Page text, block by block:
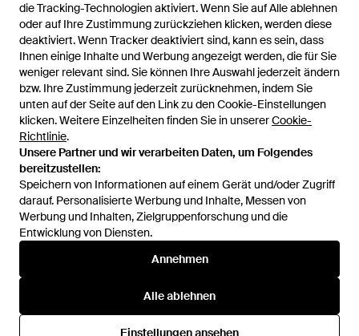
die Tracking-Technologien aktiviert. Wenn Sie auf Alle ablehnen
oder auf Ihre Zustimmung zurückziehen klicken, werden diese
deaktiviert. Wenn Tracker deaktiviert sind, kann es sein, dass
Ihnen einige Inhalte und Werbung angezeigt werden, die für Sie
weniger relevant sind. Sie können Ihre Auswahl jederzeit ändern
bzw. Ihre Zustimmung jederzeit zurücknehmen, indem Sie
unten auf der Seite auf den Link zu den Cookie-Einstellungen
klicken. Weitere Einzelheiten finden Sie in unsererCookie-
Richtlinie.
Unsere Partner und wir verarbeiten Daten, um Folgendes
bereitzustellen:
Speichern von Informationen auf einem Gerät und/oder Zugriff
darauf. Personalisierte Werbung und Inhalte, Messen von
Werbung und Inhalten, Zielgruppenforschung und die
Entwicklung von Diensten.
Annehmen
Alle ablehnen
Einstellungen ansehen
1
Zuvor verkauft bei:
Hilfe und Informationen